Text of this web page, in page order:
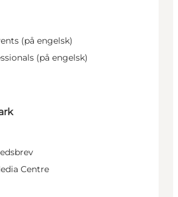
(på engelsk)
(på engelsk)
Centre